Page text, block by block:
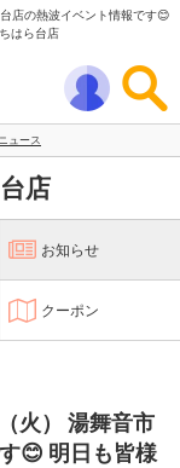
店の熱波イベント情報です😊
はら台店
ニュース
店
お知らせ
クーポン
火） 湯舞音市
😊 明日も皆様